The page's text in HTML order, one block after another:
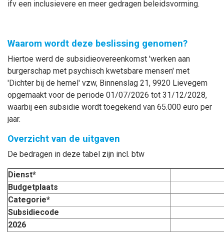
ifv een inclusievere en meer gedragen beleidsvorming.
Waarom wordt deze beslissing genomen?
Hiertoe werd de subsidieovereenkomst 'werken aan
burgerschap met psychisch kwetsbare mensen' met
'Dichter bij de hemel' vzw, Binnenslag 21, 9920 Lievegem
opgemaakt voor de periode 01/07/2026 tot 31/12/2028,
waarbij een subsidie wordt toegekend van 65.000 euro per
jaar.
Overzicht van de uitgaven
De bedragen in deze tabel zijn incl. btw
Dienst*
Budgetplaats
Categorie*
Subsidiecode
2026